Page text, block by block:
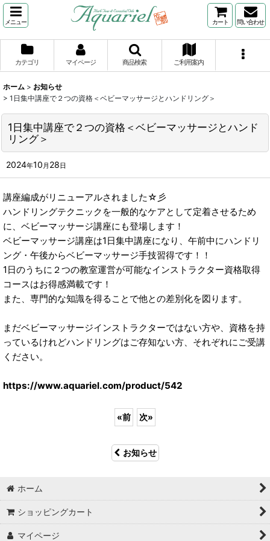
メニュー カート 問い合わせ
カテゴリ マイページ 商品検索 ご利用案内
ホーム > お知らせ
> 1日集中講座で２つの資格＜ベビーマッサージとハンドリング＞
1日集中講座で２つの資格＜ベビーマッサージとハンド
リング＞
2024年10 月 28日
講座編成がリニューアルされました☆彡
ハンドリングテクニックを一般的なケアとして定着させるため
に、ベビーマッサージ講座にも登場します！
ベビーマッサージ講座は1日集中講座になり、午前中にハンドリ
ング・午後からベビーマッサージ手技習得です！！
1日のうちに２つの教室運営が可能なインストラクター資格取得
コースはお得感満載です！
また、専門的な知識を得ることで他との差別化を図ります。
まだベビーマッサージインストラクターではない方や、資格を持
っているけれどハンドリングはご存知ない方、それぞれにご受講
ください。
https://www.aquariel.com/product/542
«前 次»
お知らせ
ホーム
ショッピングカート
マイページ